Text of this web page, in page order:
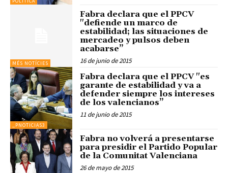
MÉS NOTÍCIES
Fabra declara que el PPCV
"defiende un marco de
estabilidad; las situaciones de
mercadeo y pulsos deben
acabarse”
16 de junio de 2015
_PNOTICIAS3
Fabra declara que el PPCV "es
garante de estabilidad y va a
defender siempre los intereses
de los valencianos”
11 de junio de 2015
Fabra no volverá a presentarse
para presidir el Partido Popular
de la Comunitat Valenciana
26 de mayo de 2015